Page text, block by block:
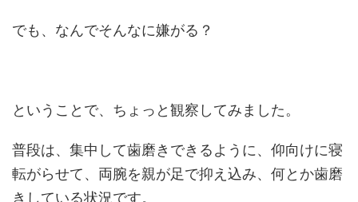
でも、なんでそんなに嫌がる？
ということで、ちょっと観察してみました。
普段は、集中して歯磨きできるように、仰向けに寝
転がらせて、両腕を親が足で抑え込み、何とか歯磨
きしている状況です。